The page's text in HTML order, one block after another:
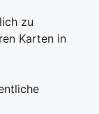
zu
Karten in